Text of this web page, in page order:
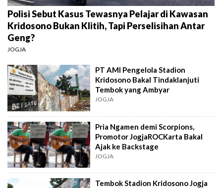
Polisi Sebut Kasus Tewasnya Pelajar di Kawasan
Kridosono Bukan Klitih, Tapi Perselisihan Antar
Geng?
JOGJA
PT AMI Pengelola Stadion
Kridosono Bakal Tindaklanjuti
Tembok yang Ambyar
JOGJA
Pria Ngamen demi Scorpions,
Promotor JogjaROCKarta Bakal
Ajak ke Backstage
JOGJA
Tembok Stadion Kridosono Jogja